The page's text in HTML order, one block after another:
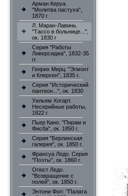
Арман Керуа.
"Молитва пастуха",
1870 г.
Л. Маран-Лавинь.
"Тассо в больнице...",
ок. 1830 г
Серия "Работы
Ливерсиджа", 1832-35
гг.
Генрих Мерц. "Эгмонт
и Клерхен", 1835 г.
Серия "Исторический
пантеон...", ок. 1830
Уильям Хогарт.
Несерийные работы,
1822 г.
Пьер Кано. "Пирам и
Фисба", ок. 1850 г.
Серия "Берлинская
галерея", ок. 1850 г.
Франсуа Ледо. Серия
"Поэты", ок. 1860 г.
Огюст Ледо.
"Возвращение с
полей", ок. 1850 г.
Энтони Фогг. "Палата